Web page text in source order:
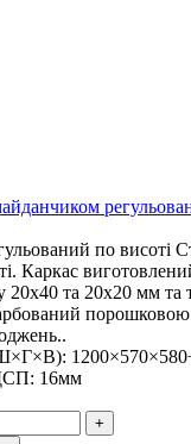
по висоті
Каркас
20х40 та 20х20 мм
16мм
+